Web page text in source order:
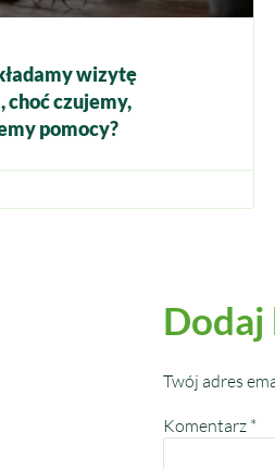
wizytę
choć czujemy,
pomocy?
Twój adres
Komentarz *